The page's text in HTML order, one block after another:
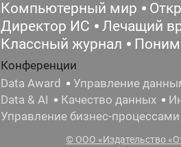
Компьютерный мир
Директор ИС
Лечащий
Классный журнал
Конференции
Data Award
Управление
Data & AI
Качество данных
Управление бизнес-процессами
© ООО «Издательство